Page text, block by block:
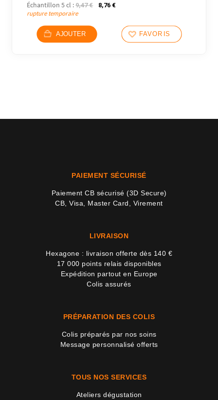
Échantillon 5 cl : 9,47€ Le prix initial était : 9,47 €.
8,76 €Le prix actuel est : 8,76 €.
rupture temporaire
AJOUTER FAVORIS
PAIEMENT SÉCURISÉ
Paiement CB sécurisé (3D Secure)
CB, Visa, Master Card, Virement
LIVRAISON
Hexagone : livraison offerte dès 140 €
17 000 points relais disponibles
Expédition partout en Europe
Colis assurés
PRÉPARATION DES COLIS
Colis préparés par nos soins
Message personnalisé offerts
TOUS NOS SERVICES
Ateliers dégustation